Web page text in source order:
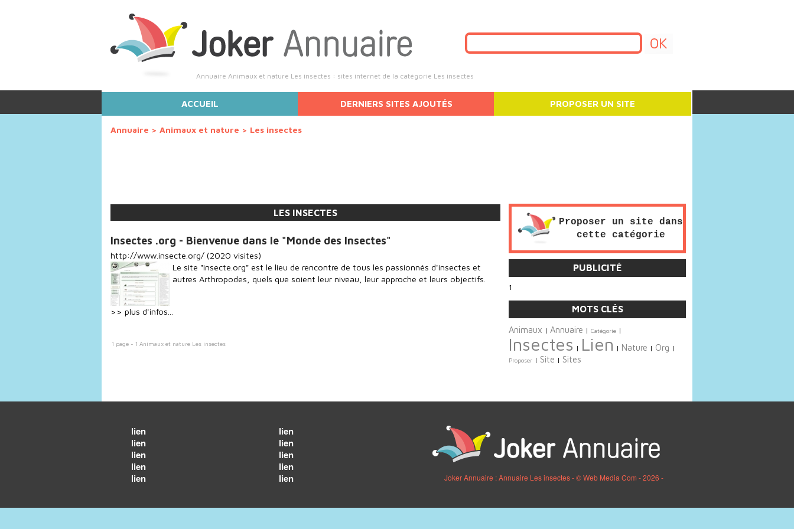
Annuaire Animaux et nature Les insectes : sites internet de la catégorie Les insectes
LES INSECTES
ACCUEIL DERNIERS SITES AJOUTÉS PROPOSER UN SITE
Annuaire > Animaux et nature > Les insectes
Insectes .org - Bienvenue dans le "Monde des Insectes"
http://www.insecte.org/ (2020 visites)
Le site "insecte.org" est le lieu de rencontre de tous les passionnés d'insectes et
autres Arthropodes, quels que soient leur niveau, leur approche et leurs objectifs.
>> plus d'infos...
1 page - 1 Animaux et nature Les insectes
Proposer un site dans
cette catégorie
PUBLICITÉ
1
MOTS CLÉS
Animaux | Annuaire | Catégorie |
Insectes | Lien | Nature | Org |
Proposer | Site | Sites
lien
lien
lien
lien
lien
lien
lien
lien
lien
lien
Joker Annuaire : Annuaire Les insectes - © Web Media Com - 2026 -